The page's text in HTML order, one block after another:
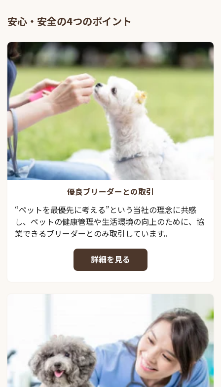
安心・安全の4つのポイント
優良ブリーダーとの取引
“ペットを最優先に考える”という当社の理念に共感
し、ペットの健康管理や生活環境の向上のために、協
業できるブリーダーとのみ取引しています。
詳細を見る